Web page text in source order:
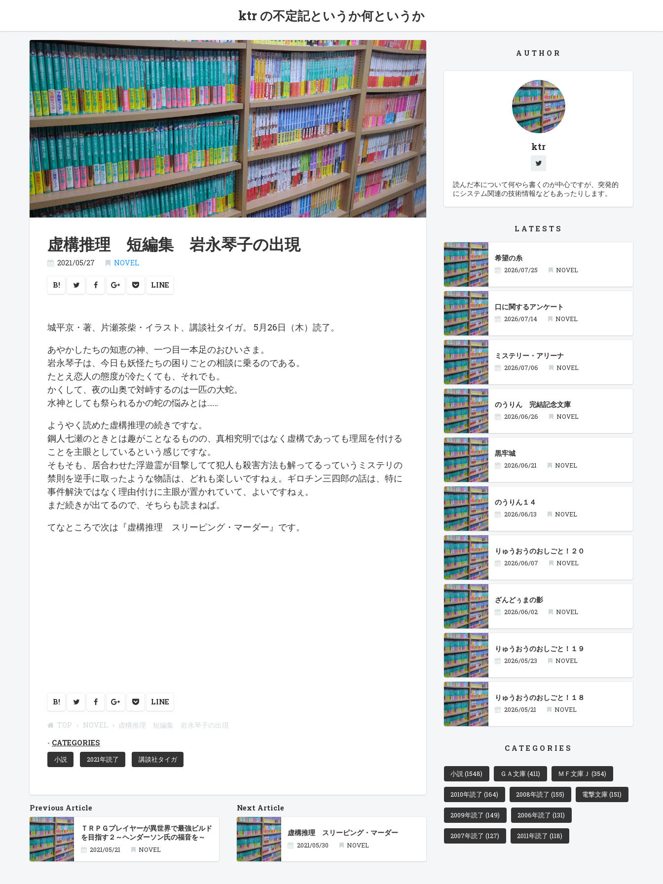
ktr の不定記というか何というか
虚構推理 短編集 岩永琴子の出現
2021/05/27 NOVEL
B! LINE
城平京・著、片瀬茶柴・イラスト、講談社タイガ。 5月26日（木）読了。
あやかしたちの知恵の神、一つ目一本足のおひいさま。
岩永琴子は、今日も妖怪たちの困りごとの相談に乗るのである。
たとえ恋人の態度が冷たくても、それでも。
かくして、夜の山奥で対峙するのは一匹の大蛇。
水神としても祭られるかの蛇の悩みとは……
ようやく読めた虚構推理の続きですな。
鋼人七瀬のときとは趣がことなるものの、真相究明ではなく虚構であっても理屈を付ける
ことを主眼としているという感じですな。
そもそも、居合わせた浮遊霊が目撃してて犯人も殺害方法も解ってるっていうミステリの
禁則を逆手に取ったような物語は、どれも楽しいですねぇ。ギロチン三四郎の話は、特に
事件解決ではなく理由付けに主眼が置かれていて、よいですねぇ。
まだ続きが出てるので、そちらも読まねば。
てなところで次は『虚構推理 スリーピング・マーダー』です。
B! LINE
TOP NOVEL
虚構推理 短編集 岩永琴子の出現
CATEGORIES
小説 2021年読了 講談社タイガ
Previous Article
ＴＲＰＧプレイヤーが異世界で最強ビルド
を目指す２～ヘンダーソン氏の福音を～
2021/05/21 NOVEL
Next Article
虚構推理 スリーピング・マーダー
2021/05/30 NOVEL
AUTHOR
ktr
読んだ本について何やら書くのが中心ですが、突発的
にシステム関連の技術情報などもあったりします。
LATESTS
希望の糸
2026/07/25 NOVEL
口に関するアンケート
2026/07/14 NOVEL
ミステリー・アリーナ
2026/07/06 NOVEL
のうりん 完結記念文庫
2026/06/26 NOVEL
黒牢城
2026/06/21 NOVEL
のうりん１４
2026/06/13 NOVEL
りゅうおうのおしごと！２０
2026/06/07 NOVEL
ざんどぅまの影
2026/06/02 NOVEL
りゅうおうのおしごと！１９
2026/05/23 NOVEL
りゅうおうのおしごと！１８
2026/05/21 NOVEL
CATEGORIES
小説(1548) ＧＡ文庫(411) ＭＦ文庫Ｊ(354)
2010年読了(164) 2008年読了(155) 電撃文庫(151)
2009年読了(149) 2006年読了(131)
2007年読了(127) 2011年読了(118)